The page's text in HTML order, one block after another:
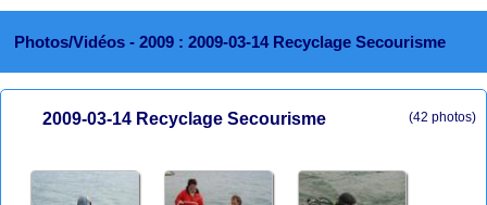
Photos/Vidéos - 2009 : 2009-03-14 Recyclage Secourisme
2009-03-14 Recyclage Secourisme (42 photos)